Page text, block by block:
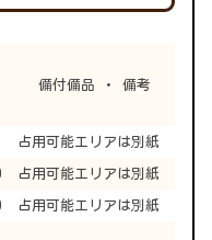
備付備品 ・ 備考
占用可能エリアは別紙
占用可能エリアは別紙
占用可能エリアは別紙